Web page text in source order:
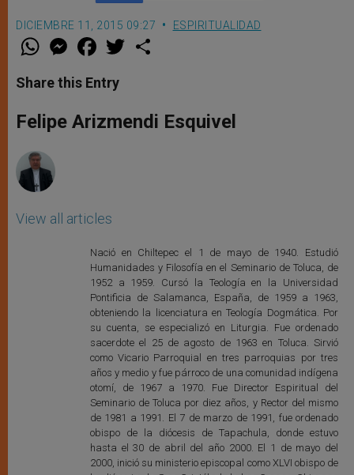
DICIEMBRE 11, 2015 09:27 ESPIRITUALIDAD
W
t
s
p
p
M
e
s
e
g
e
F
a
e
b
o
k
w
r
Share this Entry
Felipe Arizmendi Esquivel
View all articles
Nació en Chiltepec el 1 de mayo de 1940. Estudió
Humanidades y Filosofía en el Seminario de Toluca, de
1952 a 1959. Cursó la Teología en la Universidad
Pontificia de Salamanca, España, de 1959 a 1963,
obteniendo la licenciatura en Teología Dogmática. Por
su cuenta, se especializó en Liturgia. Fue ordenado
sacerdote el 25 de agosto de 1963 en Toluca. Sirvió
como Vicario Parroquial en tres parroquias por tres
años y medio y fue párroco de una comunidad indígena
otomí, de 1967 a 1970. Fue Director Espiritual del
Seminario de Toluca por diez años, y Rector del mismo
de 1981 a 1991. El 7 de marzo de 1991, fue ordenado
obispo de la diócesis de Tapachula, donde estuvo
hasta el 30 de abril del año 2000. El 1 de mayo del
2000, inició su ministerio episcopal como XLVI obispo de